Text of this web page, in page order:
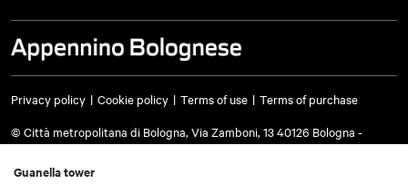
Guanella tower
Privacy policy Cookie policy Terms of use
Terms of purchase
© Città metropolitana di Bologna, Via Zamboni, 13 40126 Bologna -
cm.bo@cert.cittametropolitana.bo.it